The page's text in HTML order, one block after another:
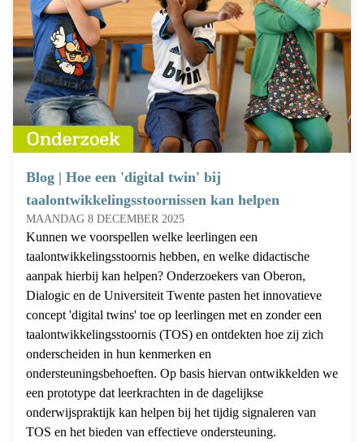
Blog | Hoe een 'digital twin' bij
taalontwikkelingsstoornissen kan helpen
MAANDAG 8 DECEMBER 2025
Kunnen we voorspellen welke leerlingen een
taalontwikkelingsstoornis hebben, en welke didactische
aanpak hierbij kan helpen? Onderzoekers van Oberon,
Dialogic en de Universiteit Twente pasten het innovatieve
concept 'digital twins' toe op leerlingen met en zonder een
taalontwikkelingsstoornis (TOS) en ontdekten hoe zij zich
onderscheiden in hun kenmerken en
ondersteuningsbehoeften. Op basis hiervan ontwikkelden we
een prototype dat leerkrachten in de dagelijkse
onderwijspraktijk kan helpen bij het tijdig signaleren van
TOS en het bieden van effectieve ondersteuning.